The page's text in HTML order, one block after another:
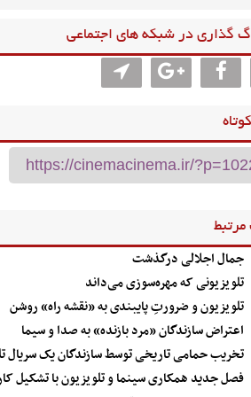
گذاری در شبکه های اجتماعی
مرتبط
جمال اجلالی درگذشت
تلویزیونی که مهره‌سوزی می‌داند
تلویزیون و ضرورتِ پایبندی به «نقشه راه» روشن
اعتراض سازندگان «مرد بازنده» به صدا و سیما
تخریب حمامی تاریخی توسط سازندگان یک سریال
فصل جدید همکاری سینما و تلویزیون با تشکیل